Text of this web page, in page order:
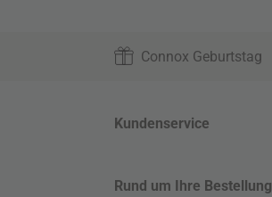
Connox Geburtstag
Kundenservice
Rund um Ihre Bestellung